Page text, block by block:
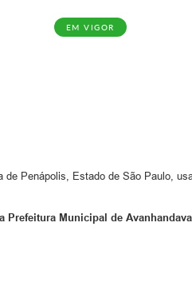
EM VIGOR
de Penápolis, Estado de São Paulo,
Municipal de